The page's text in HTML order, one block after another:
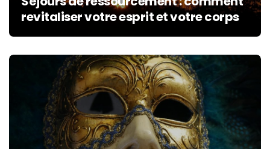
revitaliser votre esprit et votre corps